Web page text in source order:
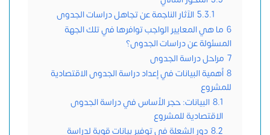
5.3.1 الآثار الناجمة عن تجاهل دراسات الجدوى
6 ما هي المعايير الواجب توافرها في تلك الجهة
المسئولة عن دراسات الجدوى؟
7 مراحل دراسة الجدوى
8 أهمية البيانات في إعداد دراسة الجدوى الاقتصادية
للمشروع
8.1 البيانات: حجر الأساس في دراسة الجدوى
الاقتصادية للمشروع
8.2 دور الشعلة في توفير بيانات قوية لدراسة